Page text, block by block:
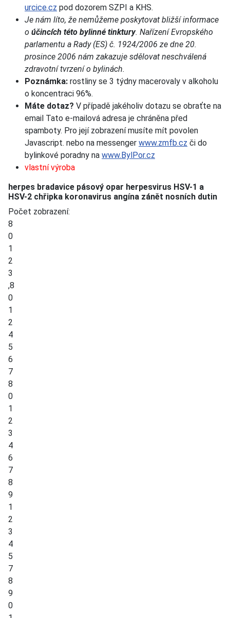
urcice.cz pod dozorem SZPI a KHS.
Je nám líto, že nemůžeme poskytovat bližší informace
o účincích této bylinné tinktury. Nařízení Evropského
parlamentu a Rady (ES) č. 1924/2006 ze dne 20.
prosince 2006 nám zakazuje sdělovat neschválená
zdravotní tvrzení o bylinách.
Poznámka: rostliny se 3 týdny macerovaly v alkoholu
o koncentraci 96%.
Máte dotaz? V případě jakéholiv dotazu se obraťte na
email Tato e-mailová adresa je chráněna před
spamboty. Pro její zobrazení musíte mít povolen
Javascript. nebo na messenger www.zmfb.cz či do
bylinkové poradny na www.BylPor.cz
vlastní výroba
herpes bradavice pásový opar herpesvirus HSV-1 a
HSV-2 chřipka koronavirus angína zánět nosních dutin
Počet zobrazení:
8
0
1
2
3
,8
0
1
2
4
5
6
7
8
0
1
2
3
4
6
7
8
9
1
2
3
4
5
7
8
9
0